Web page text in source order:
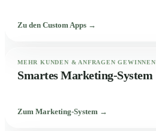
Zu den Custom Apps →
MEHR KUNDEN & ANFRAGEN GEWINNEN
Smartes Marketing-System
Zum Marketing-System →